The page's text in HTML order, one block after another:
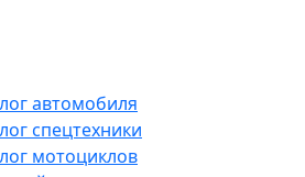
автомобиля
спецтехники
мотоциклов